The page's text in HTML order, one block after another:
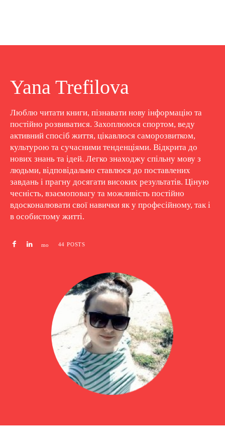
Yana Trefilova
Люблю читати книги, пізнавати нову інформацію та
постійно розвиватися. Захоплююся спортом, веду
активний спосіб життя, цікавлюся саморозвитком,
культурою та сучасними тенденціями. Відкрита до
нових знань та ідей. Легко знаходжу спільну мову з
людьми, відповідально ставлюся до поставлених
завдань і прагну досягати високих результатів. Ціную
чесність, взаємоповагу та можливість постійно
вдосконалювати свої навички як у професійному, так і
в особистому житті.
44 POSTS